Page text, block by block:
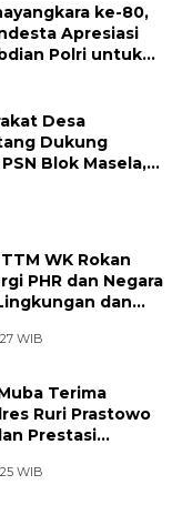
ke-80,
Apresiasi
Polri untuk
Desa
Dukung
Blok Masela,
WK Rokan
PHR dan Negara
dan
WIB
Terima
Ruri Prastowo
Prestasi
WIB